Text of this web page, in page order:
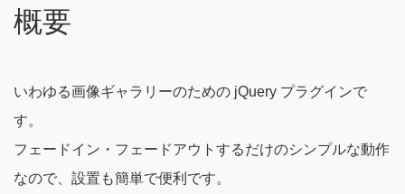
概要
いわゆる画像ギャラリーのための jQuery プラグインで
す。
フェードイン・フェードアウトするだけのシンプルな動作
なので、設置も簡単で便利です。